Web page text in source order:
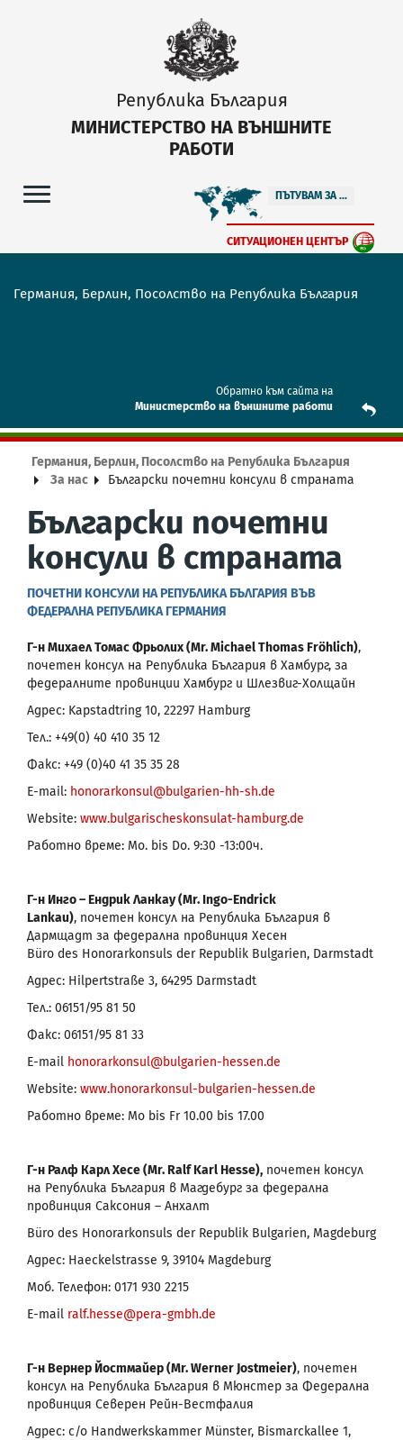
Република България
МИНИСТЕРСТВО НА ВЪНШНИТЕ
РАБОТИ
ПЪТУВАМ ЗА ...
СИТУАЦИОНЕН ЦЕНТЪР
Германия, Берлин, Посолство на Република България
Обратно към сайта на
Mинистерство на външните работи
Германия, Берлин, Посолство на Република България
За нас
Български почетни консули в страната
Български почетни
консули в страната
ПОЧЕТНИ КОНСУЛИ НА РЕПУБЛИКА БЪЛГАРИЯ ВЪВ
ФЕДЕРАЛНА РЕПУБЛИКА ГЕРМАНИЯ
Г-н Михаел Томас Фрьолих (Mr. Michael Thomas Fröhlich),
почетен консул на Република България в Хамбург, за
федералните провинции Хамбург и Шлезвиг-Холщайн
Адрес: Kapstadtring 10, 22297 Hamburg
Тел.: +49(0) 40 410 35 12
Факс: +49 (0)40 41 35 35 28
E-mail: honorarkonsul@bulgarien-hh-sh.de
Website: www.bulgarischeskonsulat-hamburg.de
Работно време: Mo. bis Do. 9:30 -13:00ч.
Г-н Инго – Ендрик Ланкау (Mr. Ingo-Endrick
Lankau), почетен консул на Република България в
Дармщадт за федерална провинция Хесен
Büro des Honorarkonsuls der Republik Bulgarien, Darmstadt
Адрес: Hilpertstraße 3, 64295 Darmstadt
Тел.: 06151/95 81 50
Факс: 06151/95 81 33
E-mail honorarkonsul@bulgarien-hessen.de
Website: www.honorarkonsul-bulgarien-hessen.de
Работно време: Mo bis Fr 10.00 bis 17.00
Г-н Ралф Карл Хесе (Mr. Ralf Karl Hesse), почетен консул
на Република България в Магдебург за федерална
провинция Саксония – Анхалт
Büro des Honorarkonsuls der Republik Bulgarien, Magdeburg
Адрес: Haeckelstrasse 9, 39104 Magdeburg
Моб. Телефон: 0171 930 2215
E-mail ralf.hesse@pera-gmbh.de
Г-н Вернер Йостмайер (Mr. Werner Jostmeier), почетен
консул на Република България в Мюнстер за Федерална
провинция Северен Рейн-Вестфалия
Адрес: c/o Handwerkskammer Münster, Bismarckallee 1,